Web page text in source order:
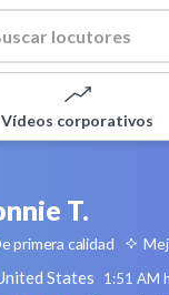
Vídeos corporativos
T.
primera calidad
States 1:51 AM